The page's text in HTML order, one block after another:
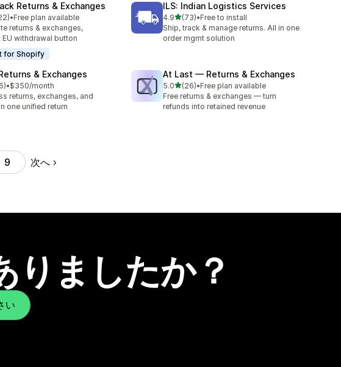
Returns & Exchanges
中
ー数：122件
•Free plan available
returns & exchanges,
withdrawal button
for Shopify
ILS: Indian Logistics Services
4.95つ星中
(73)
合計レビュー数：73件
•Free to install
Ship, track & manage returns. All in one
order mgmt solution
& Exchanges
中
ュー数：26件
•$350/month
returns, exchanges, and
one unified return
At Last — Returns & Exchanges
5.05つ星中
(26)
合計レビュー数：26件
•Free plan available
Free returns & exchanges — turn
refunds into retained revenue
9 次へ
りましたか？
い